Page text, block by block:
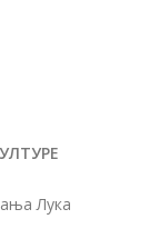
Лука